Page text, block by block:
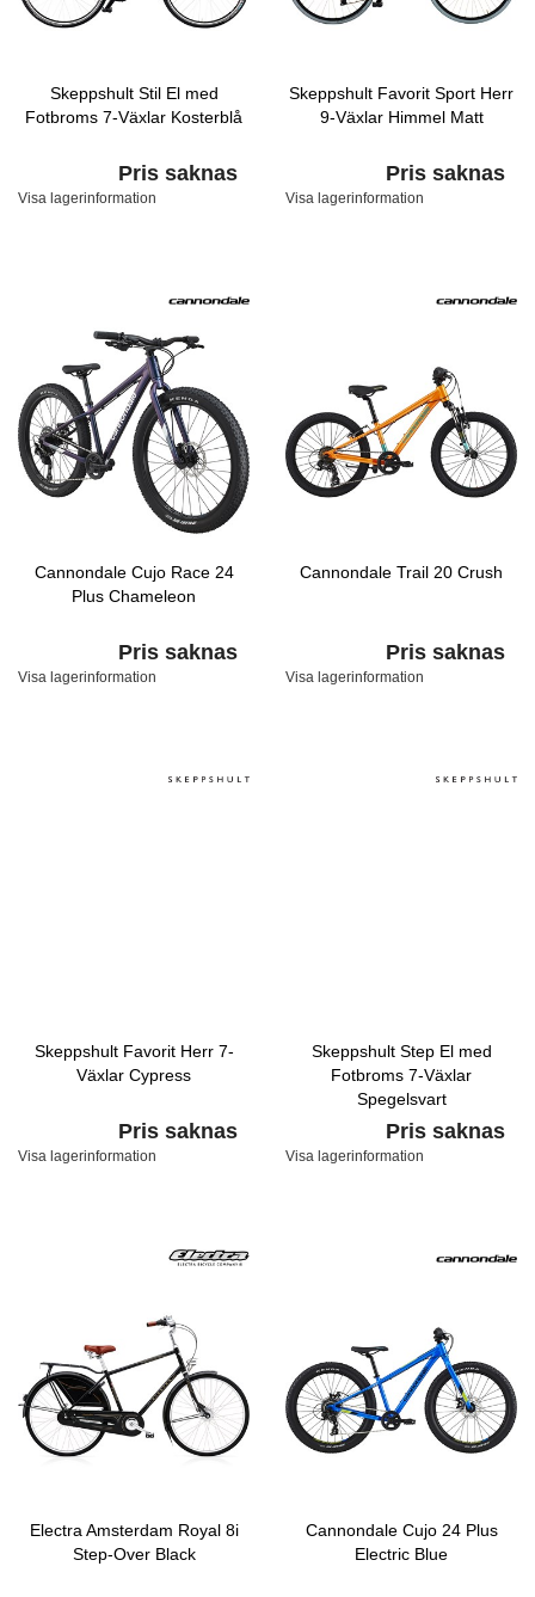
Skeppshult Stil El med
Fotbroms 7-Växlar Kosterblå
Pris saknas
Visa lagerinformation
Skeppshult Favorit Sport Herr
9-Växlar Himmel Matt
Pris saknas
Visa lagerinformation
Cannondale Cujo Race 24
Plus Chameleon
Pris saknas
Visa lagerinformation
Cannondale Trail 20 Crush
Pris saknas
Visa lagerinformation
Skeppshult Favorit Herr 7-
Växlar Cypress
Pris saknas
Visa lagerinformation
Skeppshult Step El med
Fotbroms 7-Växlar
Spegelsvart
Pris saknas
Visa lagerinformation
Electra Amsterdam Royal 8i
Step-Over Black
Cannondale Cujo 24 Plus
Electric Blue